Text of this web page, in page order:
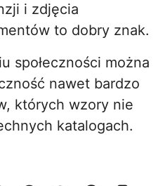
i zdjęcia
to dobry znak.
społeczności można
nawet bardzo
których wzory nie
katalogach.